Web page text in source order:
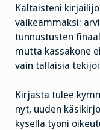
Kaltaisteni
vaikeammaksi:
tunnustusten
mutta kassakone
vain tällaisia
Kirjasta tulee
nyt, uuden
kysellä työni